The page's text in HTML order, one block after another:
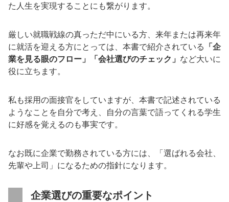
た人生を実現することにも繋がります。
厳しい就職戦線の真っただ中にいる方、来年または再来年
に就活を迎える方にとっては、本書で紹介されている 「企
業を見る眼のフロー」「会社選びのチェック」 など大いに
役に立ちます。
私も採用の面接官をしていますが、本書で記述されている
ようなことを自分で考え、自分の言葉で語ってくれる学生
に好感を覚えるのも事実です。
なお既に企業で勤務されている方には、「選ばれる会社、
先輩や上司」になるための指針になります。
企業選びの重要なポイント